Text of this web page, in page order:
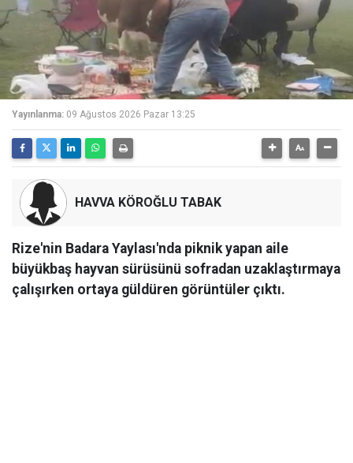
Yayınlanma: 09 Ağustos 2026 Pazar 13:25
HAVVA KÖROĞLU TABAK
Rize'nin Badara Yaylası'nda piknik yapan aile
büyükbaş hayvan sürüsünü sofradan uzaklaştırmaya
çalışırken ortaya güldüren görüntüler çıktı.